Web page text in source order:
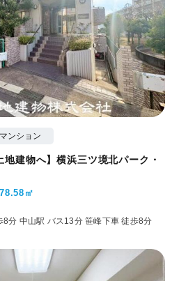
ンション
地建物へ】横浜三ツ境北パーク・
78.58㎡
8分 中山駅 バス13分 笹峰下車 徒歩8分